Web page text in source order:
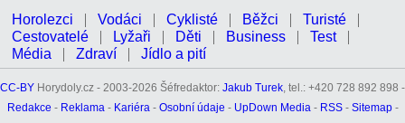
Horolezci Vodáci Cyklisté Běžci
Turisté
Cestovatelé
Lyžaři Děti Business
Test
Média
Zdraví Jídlo a pití
CC-BY Horydoly.cz - 2003-2026 Šéfredaktor: Jakub Turek, tel.: +420 728 892 898 -
Redakce - Reklama- Kariéra- Osobní údaje - UpDown Media- RSS- Sitemap-